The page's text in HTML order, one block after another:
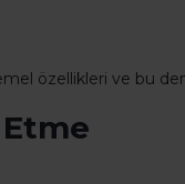
özellikleri ve bu